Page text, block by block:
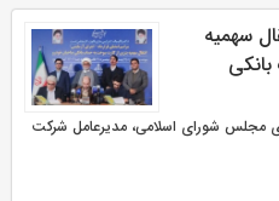
سهمیه
مجلس شورای اسلامی، مدیرعامل شرکت